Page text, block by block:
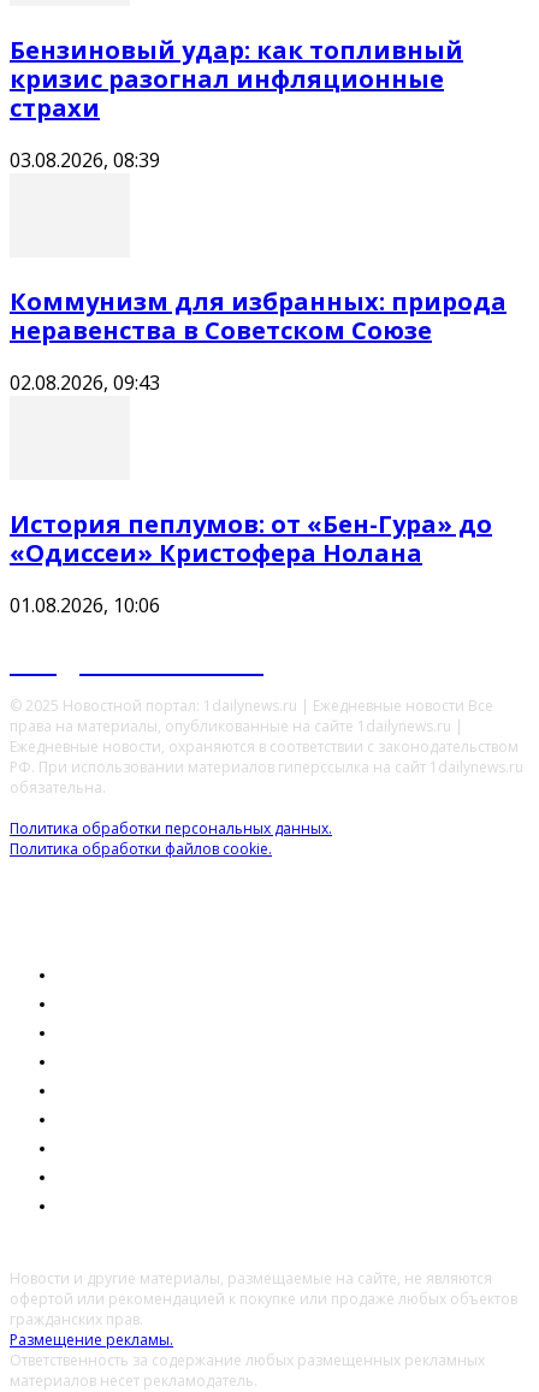
Бензиновый удар: как топливный
кризис разогнал инфляционные
страхи
03.08.2026, 08:39
Коммунизм для избранных: природа
неравенства в Советском Союзе
02.08.2026, 09:43
История пеплумов: от «Бен-Гура» до
«Одиссеи» Кристофера Нолана
01.08.2026, 10:06
© 2025 Новостной портал: 1dailynews.ru | Ежедневные новости Все
права на материалы, опубликованные на сайте 1dailynews.ru |
Ежедневные новости, охраняются в соответствии с законодательством
РФ. При использовании материалов гиперссылка на сайт 1dailynews.ru
обязательна.
Политика обработки персональных данных.
Политика обработки файлов cookie.
Новости и другие материалы, размещаемые на сайте, не являются
офертой или рекомендацией к покупке или продаже любых объектов
гражданских прав.
Размещение рекламы.
Ответственность за содержание любых размещенных рекламных
материалов несет рекламодатель.